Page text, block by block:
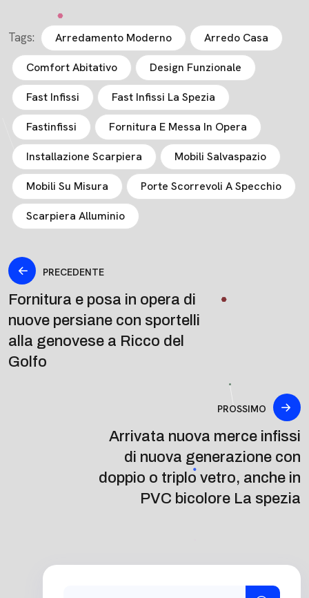
Tags: Arredamento Moderno Arredo Casa
Comfort Abitativo Design Funzionale
Fast Infissi Fast Infissi La Spezia
Fastinfissi Fornitura E Messa In Opera
Installazione Scarpiera Mobili Salvaspazio
Mobili Su Misura Porte Scorrevoli A Specchio
Scarpiera Alluminio
PRECEDENTE
Fornitura e posa in opera di
nuove persiane con sportelli
alla genovese a Ricco del
Golfo
PROSSIMO
Arrivata nuova merce infissi
di nuova generazione con
doppio o triplo vetro, anche in
PVC bicolore La spezia